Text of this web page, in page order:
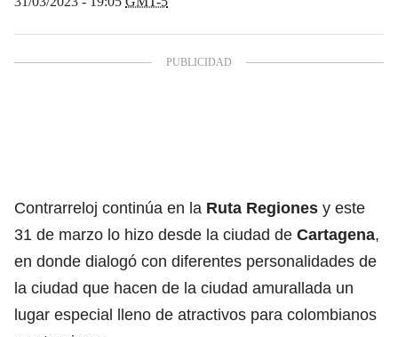
Contrarreloj continúa en la Ruta Regiones y este
31 de marzo lo hizo desde la ciudad de Cartagena,
en donde dialogó con diferentes personalidades de
la ciudad que hacen de la ciudad amurallada un
lugar especial lleno de atractivos para colombianos